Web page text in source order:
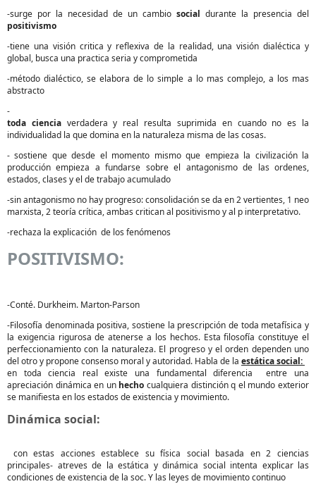
-surge por la necesidad de un cambio social durante la presencia del
positivismo
-tiene una visión critica y reflexiva de la realidad, una visión dialéctica y
global, busca una practica seria y comprometida
-método dialéctico, se elabora de lo simple a lo mas complejo, a los mas
abstracto
-
toda cienciaverdadera y real resulta suprimida en cuando no es la
individualidad la que domina en la naturaleza misma de las cosas.
- sostiene que desde el momento mismo que empieza la civilización la
producción empieza a fundarse sobre el antagonismo de las ordenes,
estados, clases y el de trabajo acumulado
-sin antagonismo no hay progreso: consolidación se da en 2 vertientes, 1 neo
marxista, 2 teoría crítica, ambas critican al positivismo y al p interpretativo.
-rechaza la explicación de los fenómenos
POSITIVISMO:
-Conté. Durkheim. Marton-Parson
-Filosofía denominada positiva, sostiene la prescripción de toda metafísica y
la exigencia rigurosa de atenerse a los hechos. Esta filosofía constituye el
perfeccionamiento con la naturaleza. El progreso y el orden dependen uno
del otro y propone consenso moral y autoridad. Habla de la estática social:
en toda ciencia real existe una fundamental diferencia entre una
apreciación dinámica en un hecho cualquiera distinción q el mundo exterior
se manifiesta en los estados de existencia y movimiento.
Dinámica social:
con estas acciones establece su física social basada en 2 ciencias
principales- atreves de la estática y dinámica social intenta explicar las
condiciones de existencia de la soc. Y las leyes de movimiento continuo